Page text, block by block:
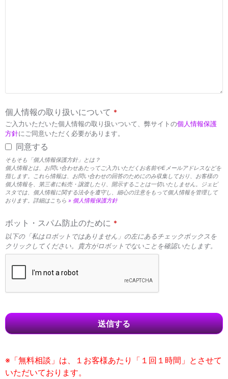
個人情報の取り扱いについて *
ご入力いただいた個人情報の取り扱いついて、弊サイトの個人情報保護
方針にご同意いただく必要があります。
同意する
そもそも「個人情報保護方針」とは？
個人情報とは、お問い合わせあたってご入力いただくお名前やEメールアドレスなどを
指します。これら情報は、お問い合わせの回答のためにのみ収集しており、お客様の
個人情報を、第三者に転売・譲渡したり、開示することは一切いたしません。ジェピ
スタでは、個人情報に関する法令を遵守し、細心の注意をもって個人情報を管理して
おります。詳細はこちら » 個人情報保護方針
ボット・スパム防止のために *
以下の「私はロボットではありません」の左にあるチェックボックスを
クリックしてください。貴方がロボットでないことを確認いたします。
送信する
※「無料相談」は、１お客様あたり「１回１時間」とさせて
いただいております。